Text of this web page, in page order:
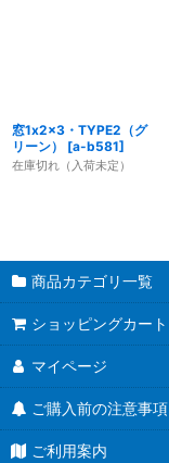
窓1x2x3・TYPE2（グ
リーン）
[a-b581]
在庫切れ（入荷未定）
商品カテゴリ一覧
ショッピングカート
マイページ
ご購入前の注意事項
ご利用案内